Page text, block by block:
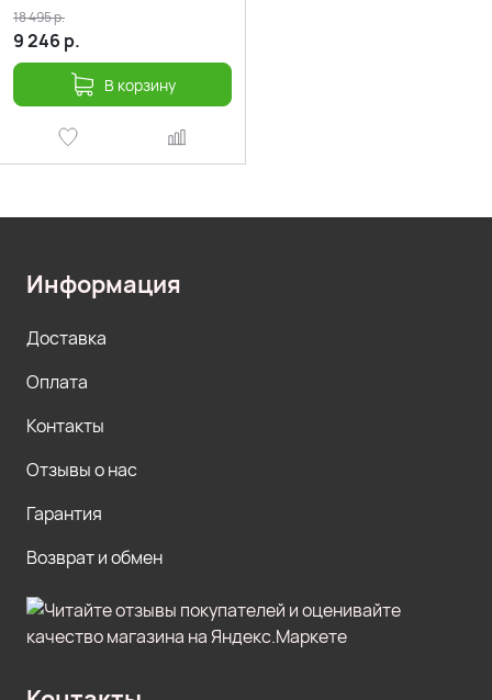
9 246 р.
18 495р.
В корзину
Информация
Доставка
Оплата
Контакты
Отзывы о нас
Гарантия
Возврат и обмен